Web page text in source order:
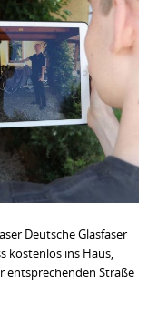
Deutsche Glasfaser
kostenlos ins Haus,
entsprechenden Straße